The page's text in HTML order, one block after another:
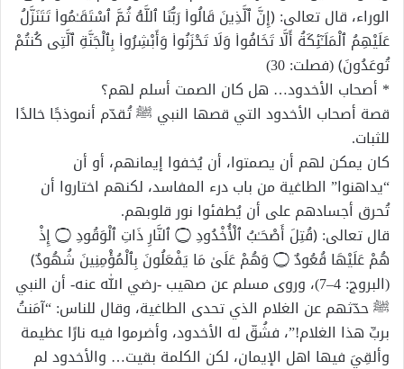
الوراء، قال تعالى: ﴿إِنَّ ٱلَّذِينَ قَالُوا۟ رَبُّنَا ٱللَّهُ ثُمَّ ٱسْتَقَـٰمُوا۟ تَتَنَزَّلُ
عَلَيْهِمُ ٱلْمَلَـٰٓئِكَةُ أَلَّا تَخَافُوا۟ وَلَا تَحْزَنُوا۟ وَأَبْشِرُوا۟ بِٱلْجَنَّةِ ٱلَّتِى كُنتُمْ
تُوعَدُونَ﴾ (فصلت: 30)
* أصحاب الأخدود… هل كان الصمت أسلم لهم؟
قصة أصحاب الأخدود التي قصها النبي ﷺ تُقدّم أنموذجًا خالدًا
للثبات.
كان يمكن لهم أن يصمتوا، أن يُخفوا إيمانهم، أو أن
“يداهنوا” الطاغية من باب درء المفاسد، لكنهم اختاروا أن
تُحرق أجسادهم على أن يُطفئوا نور قلوبهم.
قال تعالى: ﴿قُتِلَ أَصْحَـٰبُ ٱلْأُخْدُودِ ۝ ٱلنَّارِ ذَاتِ ٱلْوَقُودِ ۝ إِذْ
هُمْ عَلَيْهَا قُعُودٌ ۝ وَهُمْ عَلَىٰ مَا يَفْعَلُونَ بِٱلْمُؤْمِنِينَ شُهُودٌ﴾
(البروج: 4–7)، وروى مسلم عن صهيب -رضي الله عنه- أن النبي
ﷺ حدّثهم عن الغلام الذي تحدى الطاغية، وقال للناس: “آمَنتُ
بربِّ هذا الغلام!”، فشُقّ له الأخدود، وأضرموا فيه نارًا عظيمة
وألقِيَ فيها اهل الإيمان، لكن الكلمة بقيت… والأخدود لم